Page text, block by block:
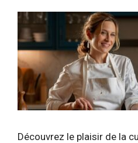
Découvrez le plaisir de la